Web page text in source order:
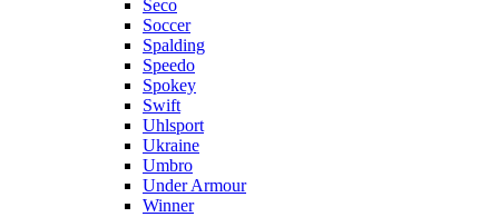
Seco
Soccer
Spalding
Speedo
Spokey
Swift
Uhlsport
Ukraine
Umbro
Under Armour
Winner